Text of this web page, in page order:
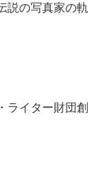
説の写真家の軌
ライター財団創